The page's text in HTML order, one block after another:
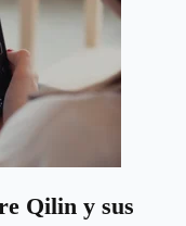
Qilin y sus